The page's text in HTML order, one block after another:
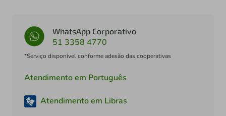
WhatsApp Corporativo
51 3358 4770
*Serviço disponível conforme adesão das cooperativas
Atendimento em Português
Atendimento em Libras